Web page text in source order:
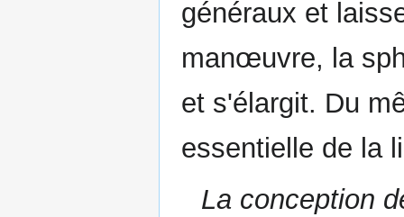
généraux et
manœuvre, la
et s'élargit. Du
essentielle de la
La conception